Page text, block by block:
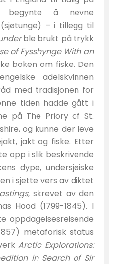
begynte å nevne
(sjøtunge) – i tillegg til
ble brukt på trykk
of Fysshynge With an
boken om fiske. Den
adelskvinnen
med tradisjonen for
tiden hadde gått i
på The Priory of St.
og kunne der leve
jakt og fiske. Etter
opp i slik beskrivende
dype, undersjøiske
i sjette vers av diktet
, skrevet av den
Hood (1799-1845). I
oppdagelsesreisende
metaforisk status
Arctic Explorations:
in Search of Sir